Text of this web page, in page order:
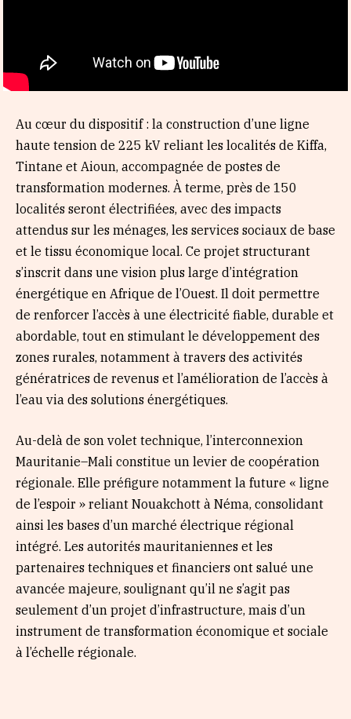
Au cœur du dispositif : la construction d’une ligne
haute tension de 225 kV reliant les localités de Kiffa,
Tintane et Aioun, accompagnée de postes de
transformation modernes. À terme, près de 150
localités seront électrifiées, avec des impacts
attendus sur les ménages, les services sociaux de base
et le tissu économique local. Ce projet structurant
s’inscrit dans une vision plus large d’intégration
énergétique en Afrique de l’Ouest. Il doit permettre
de renforcer l’accès à une électricité fiable, durable et
abordable, tout en stimulant le développement des
zones rurales, notamment à travers des activités
génératrices de revenus et l’amélioration de l’accès à
l’eau via des solutions énergétiques.
Au-delà de son volet technique, l’interconnexion
Mauritanie–Mali constitue un levier de coopération
régionale. Elle préfigure notamment la future « ligne
de l’espoir » reliant Nouakchott à Néma, consolidant
ainsi les bases d’un marché électrique régional
intégré. Les autorités mauritaniennes et les
partenaires techniques et financiers ont salué une
avancée majeure, soulignant qu’il ne s’agit pas
seulement d’un projet d’infrastructure, mais d’un
instrument de transformation économique et sociale
à l’échelle régionale.